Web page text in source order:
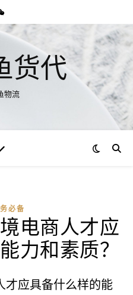
货代
物流
必备
电商人才应
力和素质？
才应具备什么样的能